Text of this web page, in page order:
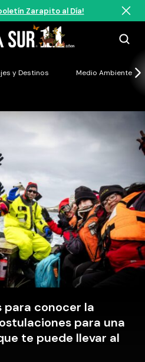
Zarapito al Día!
y Destinos Medio Ambiente
para conocer la
para una
te puede llevar al